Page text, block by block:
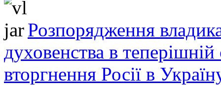
Розпорядження
духовенства в теперішній
вторгнення Росії в